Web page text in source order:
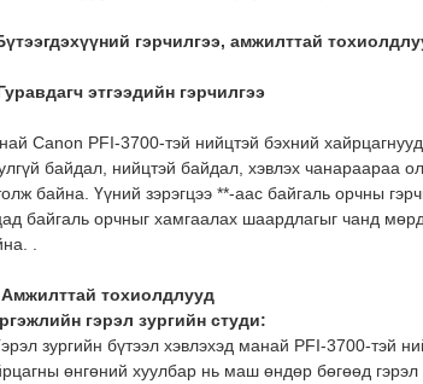
гэрчилгээ, амжилттай
этгээдийн гэрчилгээ
Canon PFI-3700-тэй нийцтэй бэхний
байдал, нийцтэй байдал, хэвлэх чанараараа
байна. Үүний зэрэгцээ **-аас байгаль орчны
байгаль орчныг хамгаалах шаардлагыг чанд
.
тохиолдлууд
гэрэл зургийн студи:
зургийн бүтээл хэвлэхэд манай PFI-3700-тэй
өнгөний хуулбар нь маш өндөр бөгөөд гэрэл